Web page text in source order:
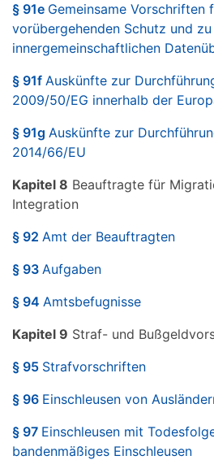
§ 91e Gemeinsame Vorschriften
vorübergehenden Schutz und zu
innergemeinschaftlichen
§ 91f Auskünfte zur
2009/50/EG innerhalb der
§ 91g Auskünfte zur
2014/66/EU
Kapitel 8 Beauftragte für
Integration
§ 92 Amt der Beauftragten
§ 93 Aufgaben
§ 94 Amtsbefugnisse
Kapitel 9 Straf- und
§ 95 Strafvorschriften
§ 96 Einschleusen von
§ 97 Einschleusen mit
bandenmäßiges Einschleusen